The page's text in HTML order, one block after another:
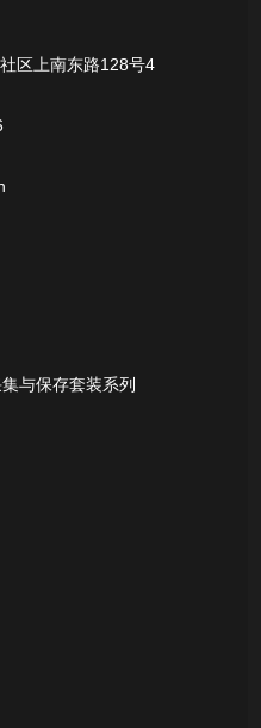
区上南东路128号4
与保存套装系列